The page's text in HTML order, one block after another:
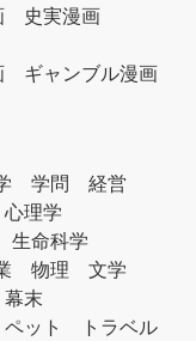
史実漫画
ギャンブル漫画
学問
経営
心理学
生命科学
物理
文学
幕末
ペット
トラベル